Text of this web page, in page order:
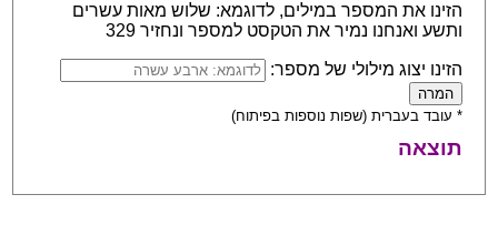
הזינו את המספר במילים, לדוגמא: שלוש מאות עשרים
ותשע ואנחנו נמיר את הטקסט למספר ונחזיר 329
הזינו יצוג מילולי של מספר:
* עובד בעברית (שפות נוספות בפיתוח)
תוצאה